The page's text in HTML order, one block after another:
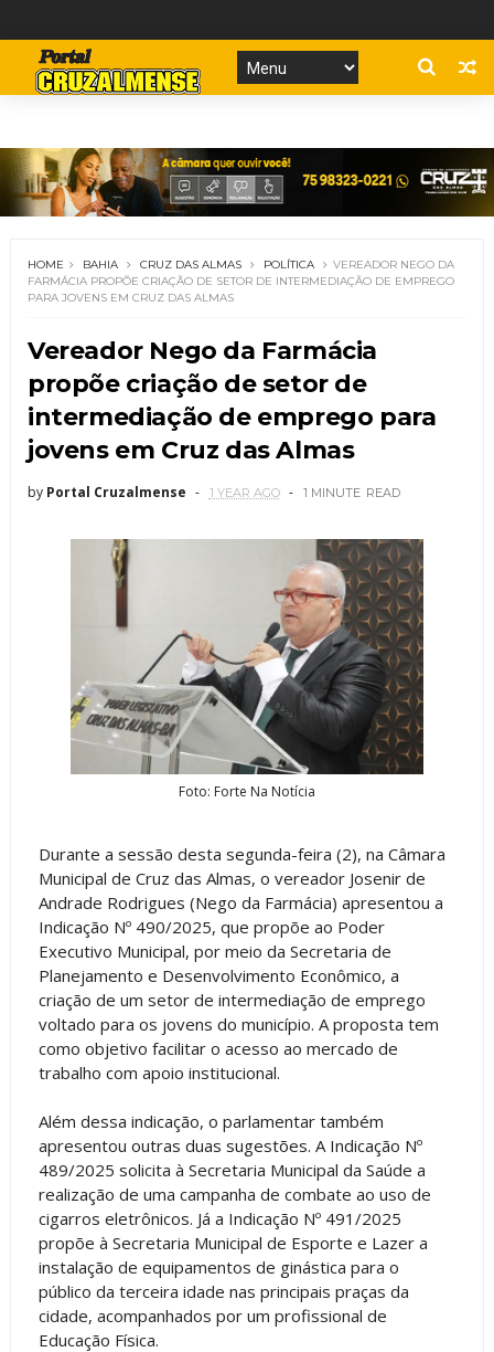
HOME BAHIA CRUZ DAS ALMAS POLÍTICA
VEREADOR NEGO DA
FARMÁCIA PROPÕE CRIAÇÃO DE SETOR DE INTERMEDIAÇÃO DE EMPREGO
PARA JOVENS EM CRUZ DAS ALMAS
Vereador Nego da Farmácia
propõe criação de setor de
intermediação de emprego para
jovens em Cruz das Almas
by Portal Cruzalmense 1 YEAR AGO 1 MINUTE READ
Foto: Forte Na Notícia
Durante a sessão desta segunda-feira (2), na Câmara
Municipal de Cruz das Almas, o vereador Josenir de
Andrade Rodrigues (Nego da Farmácia) apresentou a
Indicação Nº 490/2025, que propõe ao Poder
Executivo Municipal, por meio da Secretaria de
Planejamento e Desenvolvimento Econômico, a
criação de um setor de intermediação de emprego
voltado para os jovens do município. A proposta tem
como objetivo facilitar o acesso ao mercado de
trabalho com apoio institucional.
Além dessa indicação, o parlamentar também
apresentou outras duas sugestões. A Indicação Nº
489/2025 solicita à Secretaria Municipal da Saúde a
realização de uma campanha de combate ao uso de
cigarros eletrônicos. Já a Indicação Nº 491/2025
propõe à Secretaria Municipal de Esporte e Lazer a
instalação de equipamentos de ginástica para o
público da terceira idade nas principais praças da
cidade, acompanhados por um profissional de
Educação Física.